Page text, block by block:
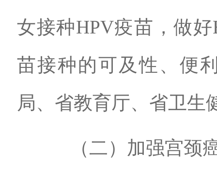
女接种HPV疫苗，做
苗接种的可及性、便
局、省教育厅、省卫生
（二）加强宫颈癌